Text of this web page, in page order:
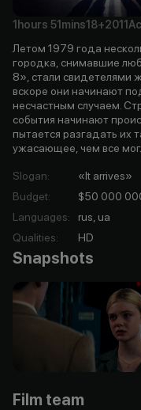
1hours 51mins18+2011
Летом 1979 года
городка, снимавшие
8», стали свидетелями
вскоре они начинают
несчастным случаем.
события начинают
пытается разгадать их
ужасающее, чем все
Slogan:
«It arrives»
Budget:
$50 000
Languages:
rus, ua
Qualities: HD
Snapshots
Film team